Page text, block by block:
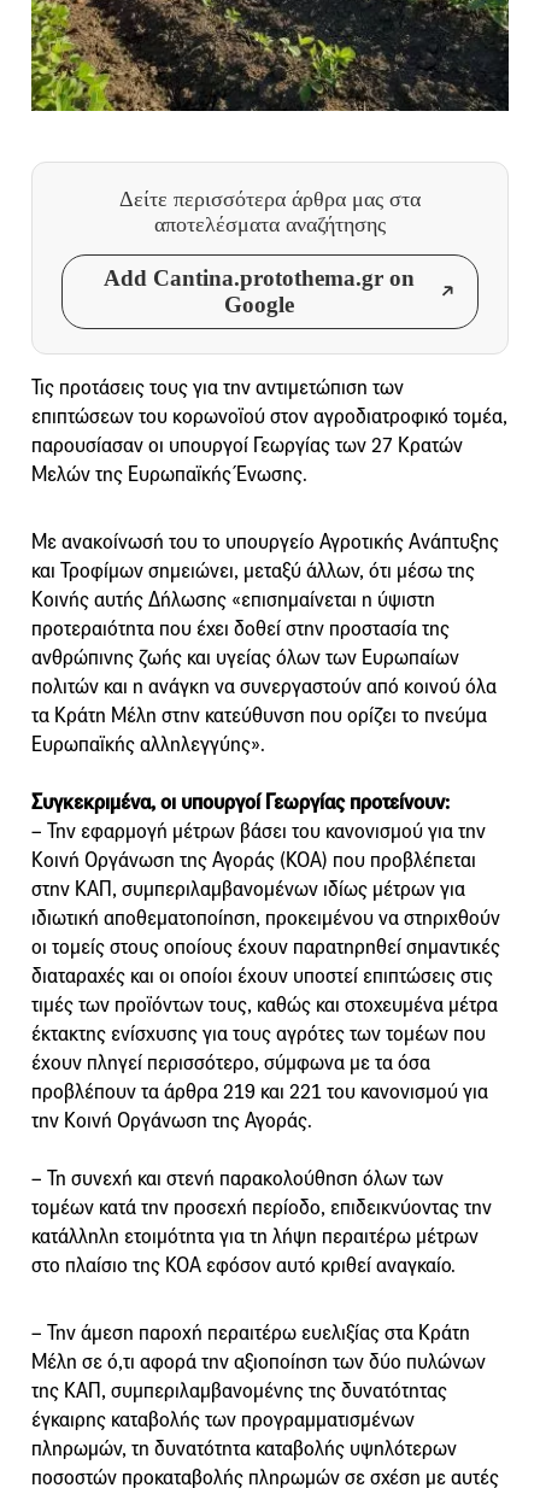
Δείτε περισσότερα άρθρα μας στα
αποτελέσματα αναζήτησης
Add Cantina.protothema.gr on
Google
Τις προτάσεις τους για την αντιμετώπιση των
επιπτώσεων του κορωνοϊού στον αγροδιατροφικό τομέα,
παρουσίασαν οι υπουργοί Γεωργίας των 27 Κρατών
Μελών της Ευρωπαϊκής Ένωσης.
Με ανακοίνωσή του το υπουργείο Αγροτικής Ανάπτυξης
και Τροφίμων σημειώνει, μεταξύ άλλων, ότι μέσω της
Κοινής αυτής Δήλωσης «επισημαίνεται η ύψιστη
προτεραιότητα που έχει δοθεί στην προστασία της
ανθρώπινης ζωής και υγείας όλων των Ευρωπαίων
πολιτών και η ανάγκη να συνεργαστούν από κοινού όλα
τα Κράτη Μέλη στην κατεύθυνση που ορίζει το πνεύμα
Ευρωπαϊκής αλληλεγγύης».
Συγκεκριμένα, οι υπουργοί Γεωργίας προτείνουν:
– Την εφαρμογή μέτρων βάσει του κανονισμού για την
Kοινή Oργάνωση της Αγοράς (ΚΟΑ) που προβλέπεται
στην ΚΑΠ, συμπεριλαμβανομένων ιδίως μέτρων για
ιδιωτική αποθεματοποίηση, προκειμένου να στηριχθούν
οι τομείς στους οποίους έχουν παρατηρηθεί σημαντικές
διαταραχές και οι οποίοι έχουν υποστεί επιπτώσεις στις
τιμές των προϊόντων τους, καθώς και στοχευμένα μέτρα
έκτακτης ενίσχυσης για τους αγρότες των τομέων που
έχουν πληγεί περισσότερο, σύμφωνα με τα όσα
προβλέπουν τα άρθρα 219 και 221 του κανονισμού για
την Κοινή Οργάνωση της Αγοράς.
– Τη συνεχή και στενή παρακολούθηση όλων των
τομέων κατά την προσεχή περίοδο, επιδεικνύοντας την
κατάλληλη ετοιμότητα για τη λήψη περαιτέρω μέτρων
στο πλαίσιο της ΚΟΑ εφόσον αυτό κριθεί αναγκαίο.
– Την άμεση παροχή περαιτέρω ευελιξίας στα Κράτη
Μέλη σε ό,τι αφορά την αξιοποίηση των δύο πυλώνων
της ΚΑΠ, συμπεριλαμβανομένης της δυνατότητας
έγκαιρης καταβολής των προγραμματισμένων
πληρωμών, τη δυνατότητα καταβολής υψηλότερων
ποσοστών προκαταβολής πληρωμών σε σχέση με αυτές